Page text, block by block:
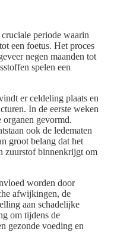
cruciale periode waarin
een foetus. Het proces
negen maanden tot
spelen een
er celdeling plaats en
In de eerste weken
gevormd.
ook de ledematen
groot belang dat het
zuurstof binnenkrijgt om
worden door
afwijkingen, de
aan schadelijke
om tijdens de
gezonde voeding en